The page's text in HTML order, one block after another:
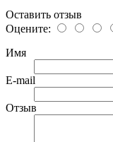
Оставить отзыв
Оцените:
Имя
E-mail
Отзыв